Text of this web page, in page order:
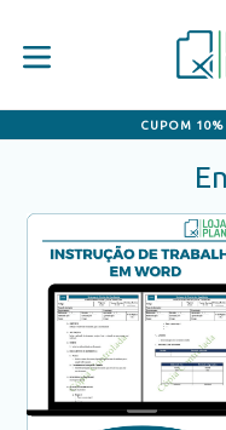
expandir/colapsar
CUPOM